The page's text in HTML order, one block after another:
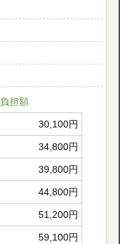
負担額
30,100円
34,800円
39,800円
44,800円
51,200円
59,100円